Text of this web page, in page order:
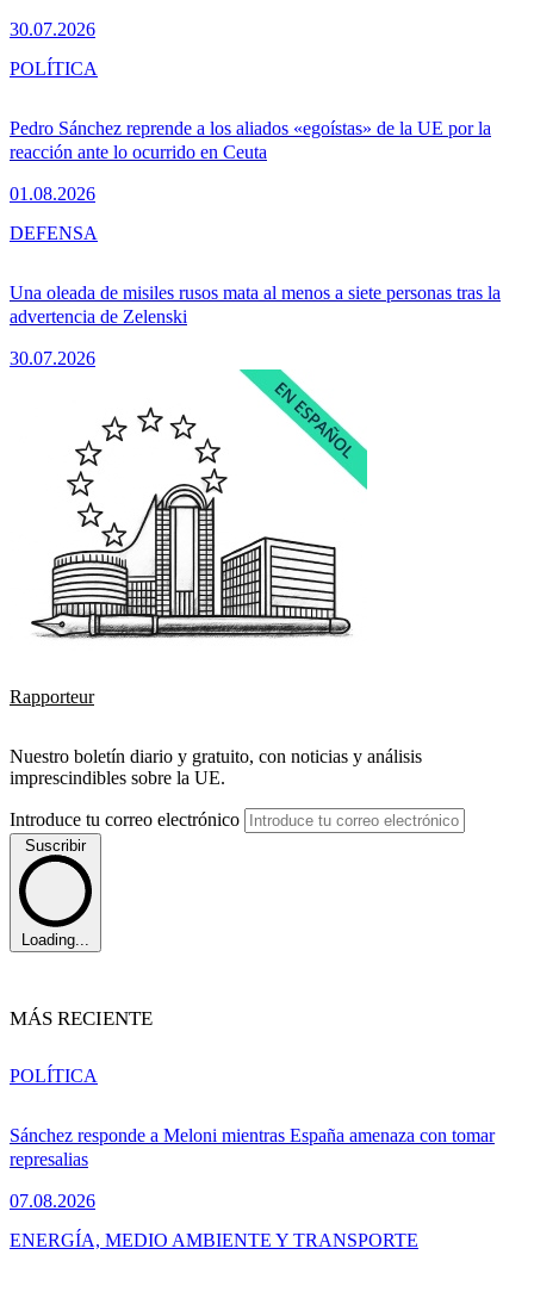
30.07.2026
Pedro Sánchez reprende a los aliados «egoístas» de la UE por la
reacción ante lo ocurrido en Ceuta
01.08.2026
POLÍTICA
Una oleada de misiles rusos mata al menos a siete personas tras la
advertencia de Zelenski
30.07.2026
DEFENSA
Rapporteur
Nuestro boletín diario y gratuito, con noticias y análisis
imprescindibles sobre la UE.
Introduce tu correo electrónico
Suscribir
Loading...
MÁS RECIENTE
Sánchez responde a Meloni mientras España amenaza con tomar
represalias
07.08.2026
POLÍTICA
ENERGÍA, MEDIO AMBIENTE Y TRANSPORTE